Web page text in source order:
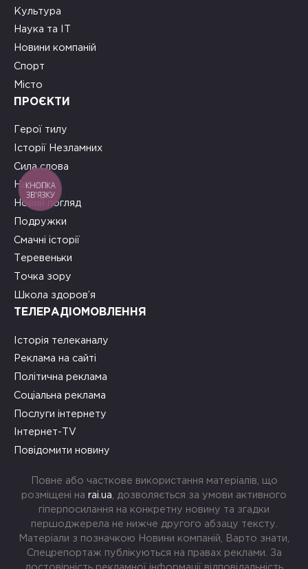
Культура
Наука та ІТ
Новини компаній
Спорт
Місто
ПРОЄКТИ
Герої тилу
Історії Незламних
Сила слова
На часі
Новий погляд
Подружки
Смачні історії
Теревеньки
Точка зору
Школа здоров’я
ТЕЛЕРАДІОМОВЛЕННЯ
Історія телеканалу
Реклама на сайті
Політична реклама
Соціальна реклама
Послуги інтернету
Інтернет-TV
Повідомити новину
Повне або часткове використання матеріалів, що
розміщені на rai.ua , дозволяється за умови активного
гіперпосилання на конкретну новину та згадки
першоджерела не нижче другого абзацу тексту.
Матеріали з позначкою Новини компаній, Варто знати,
Спецрепортаж публікуються на правах реклами. За
КНОПКА
ЗВ'ЯЗКУ